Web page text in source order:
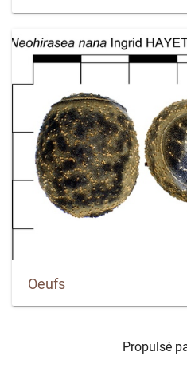
Oeufs
Propulsé